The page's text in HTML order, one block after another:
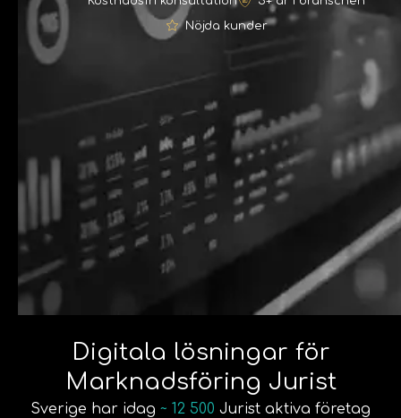
Nöjda kunder
Digitala lösningar för
Marknadsföring Jurist
Sverige har idag ~ 12 500 Jurist aktiva företag